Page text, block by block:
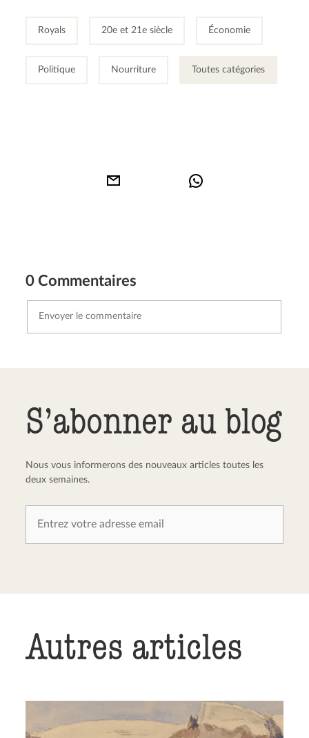
Royals 20e et 21e siècle Économie
Politique Nourriture Toutes catégories
0 Commentaires
S’abonner au blog
Nous vous informerons des nouveaux articles toutes les
deux semaines.
Autres articles